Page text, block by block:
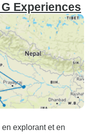
Experiences
explorant et en